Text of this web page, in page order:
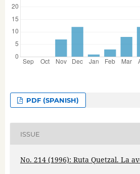
PDF (SPANISH)
ISSUE
No. 214 (1996): Ruta Quetzal. La